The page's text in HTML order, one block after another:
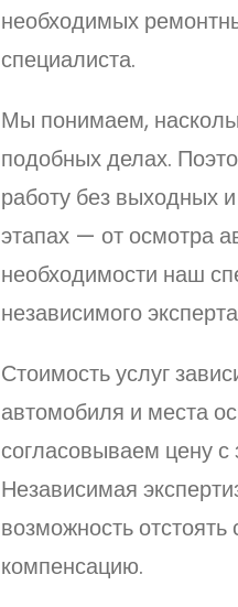
необходимых
специалиста.
Мы понимаем,
подобных делах.
работу без выходных
этапах — от осмотра
необходимости наш
независимого
Стоимость услуг
автомобиля и места
согласовываем цену
Независимая
возможность
компенсацию.